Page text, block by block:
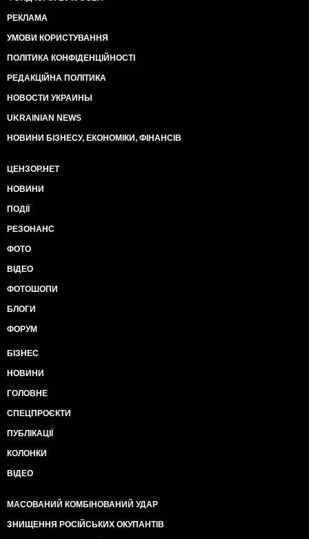
РЕКЛАМА
УМОВИ КОРИСТУВАННЯ
ПОЛІТИКА КОНФІДЕНЦІЙНОСТІ
РЕДАКЦІЙНА ПОЛІТИКА
НОВОСТИ УКРАИНЫ
UKRAINIAN NEWS
НОВИНИ БІЗНЕСУ, ЕКОНОМІКИ, ФІНАНСІВ
ЦЕНЗОР.НЕТ
НОВИНИ
ПОДІЇ
РЕЗОНАНС
ФОТО
ВІДЕО
ФОТОШОПИ
БЛОГИ
ФОРУМ
БІЗНЕС
НОВИНИ
ГОЛОВНЕ
СПЕЦПРОЄКТИ
ПУБЛІКАЦІЇ
КОЛОНКИ
ВІДЕО
МАСОВАНИЙ КОМБІНОВАНИЙ УДАР
ЗНИЩЕННЯ РОСІЙСЬКИХ ОКУПАНТІВ